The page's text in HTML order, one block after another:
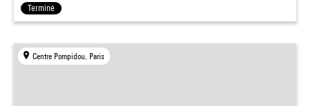
Terminé
Centre Pompidou, Paris